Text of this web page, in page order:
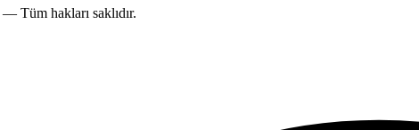
— Tüm hakları saklıdır.